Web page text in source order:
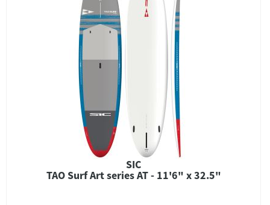
SIC
TAO Surf Art series AT - 11'6" x 32.5"